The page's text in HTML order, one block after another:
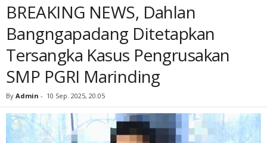
BREAKING NEWS, Dahlan
Bangngapadang Ditetapkan
Tersangka Kasus Pengrusakan
SMP PGRI Marinding
By Admin - 10 Sep. 2025, 20.05